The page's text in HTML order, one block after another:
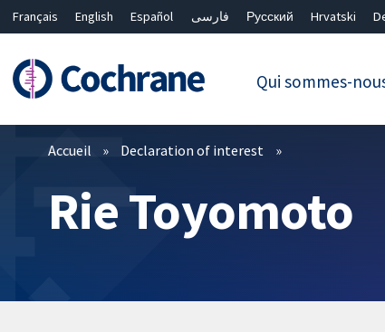
Français English Español فارسی Русский Hrvatski
Qui sommes-
Filtres
Accueil Declaration of interest
Rie Toyomoto